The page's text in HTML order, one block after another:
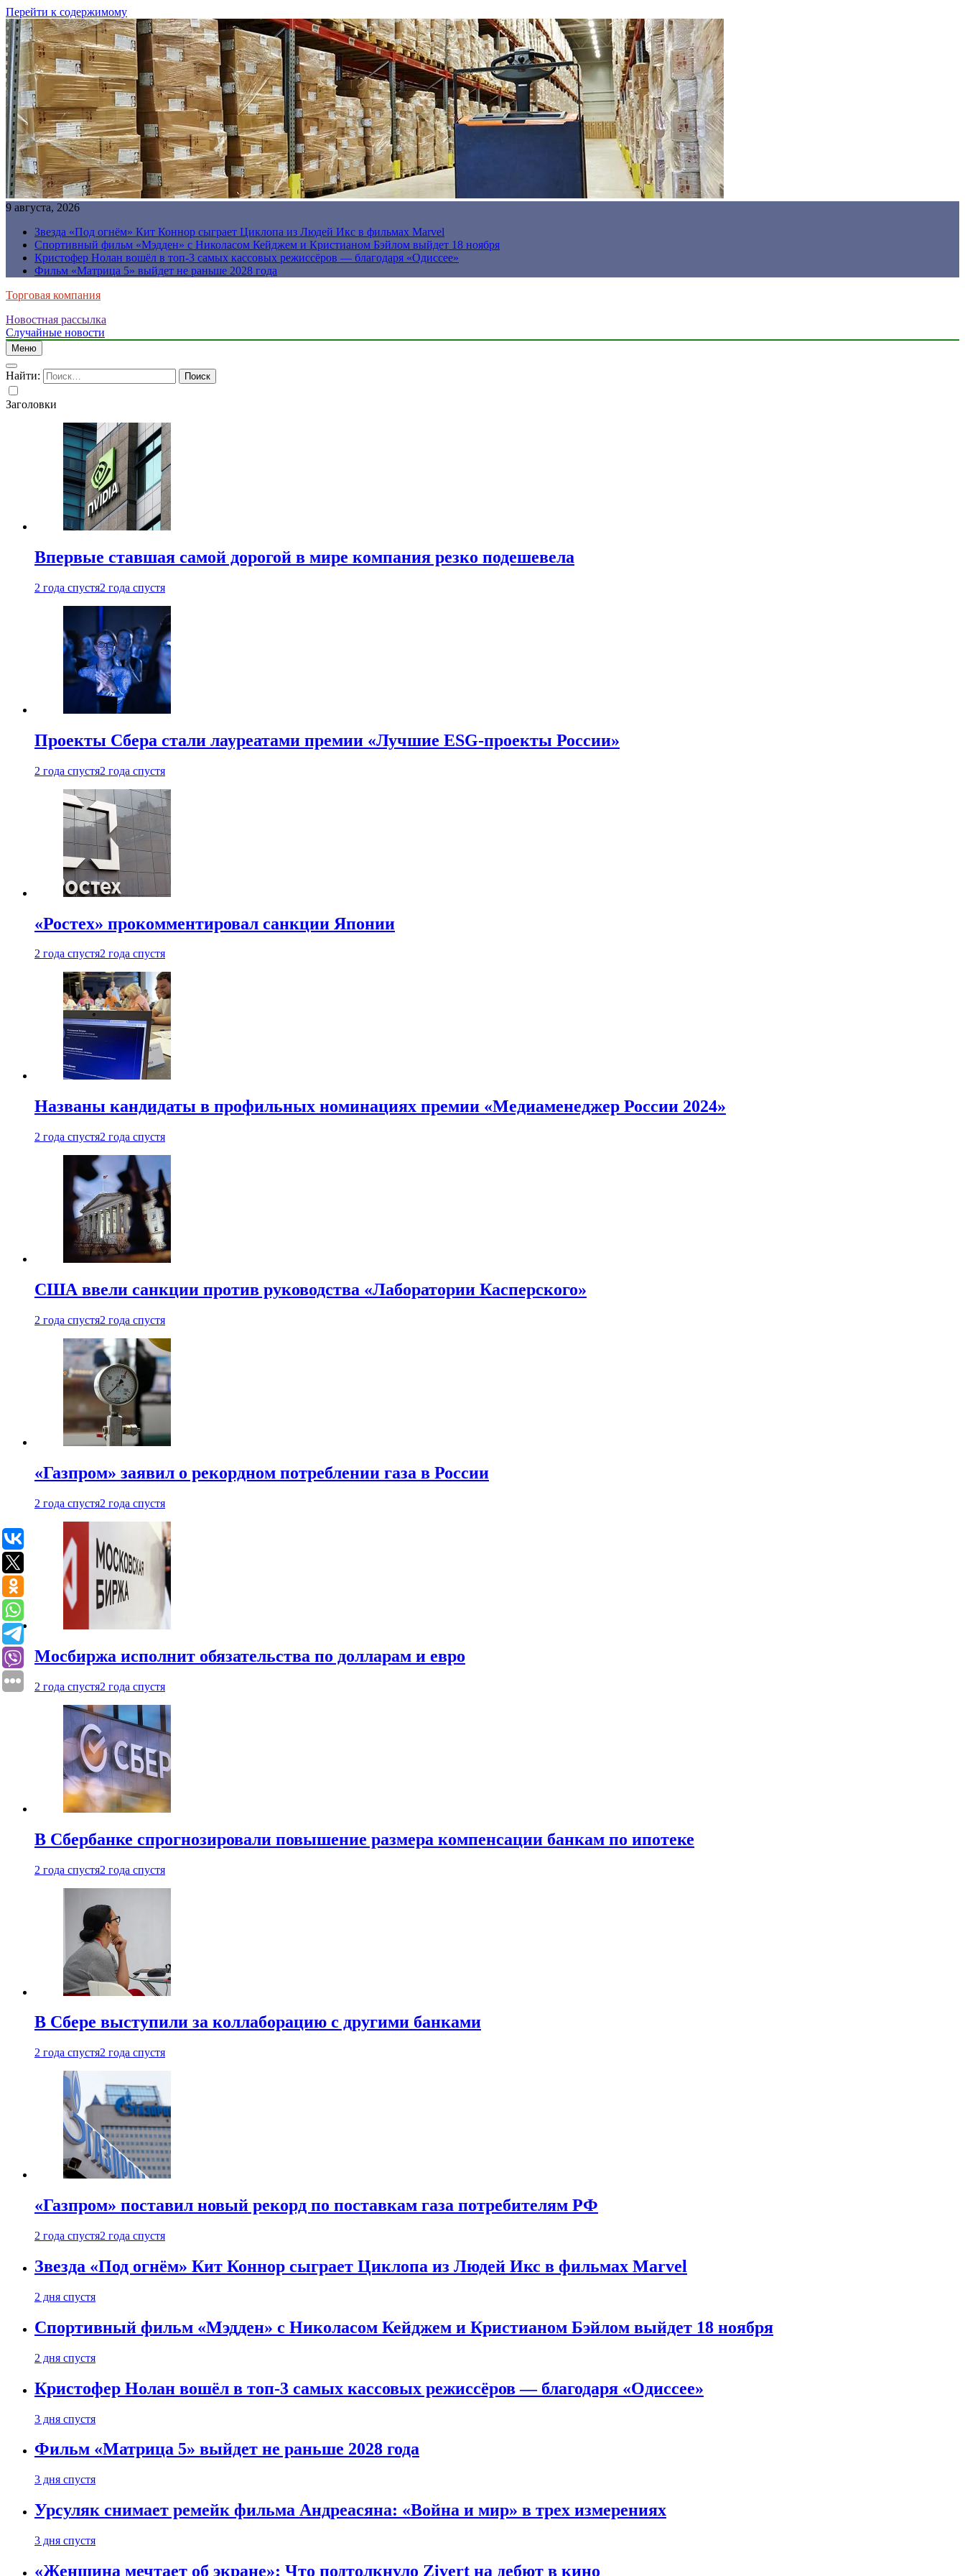
Перейти к содержимому
9 августа, 2026
Звезда «Под огнём» Кит Коннор сыграет Циклопа из Людей Икс в фильмах Marvel
Спортивный фильм «Мэдден» с Николасом Кейджем и Кристианом Бэйлом выйдет 18 ноября
Кристофер Нолан вошёл в топ-3 самых кассовых режиссёров — благодаря «Одиссее»
Фильм «Матрица 5» выйдет не раньше 2028 года
Торговая компания
Новостная рассылка
Случайные новости
Меню
Найти:
Заголовки
Впервые ставшая самой дорогой в мире компания резко подешевела
2 года спустя2 года спустя
Проекты Сбера стали лауреатами премии «Лучшие ESG-проекты России»
2 года спустя2 года спустя
«Ростех» прокомментировал санкции Японии
2 года спустя2 года спустя
Названы кандидаты в профильных номинациях премии «Медиаменеджер России 2024»
2 года спустя2 года спустя
США ввели санкции против руководства «Лаборатории Касперского»
2 года спустя2 года спустя
«Газпром» заявил о рекордном потреблении газа в России
2 года спустя2 года спустя
Мосбиржа исполнит обязательства по долларам и евро
2 года спустя2 года спустя
В Сбербанке спрогнозировали повышение размера компенсации банкам по ипотеке
2 года спустя2 года спустя
В Сбере выступили за коллаборацию с другими банками
2 года спустя2 года спустя
«Газпром» поставил новый рекорд по поставкам газа потребителям РФ
2 года спустя2 года спустя
Звезда «Под огнём» Кит Коннор сыграет Циклопа из Людей Икс в фильмах Marvel
2 дня спустя
Спортивный фильм «Мэдден» с Николасом Кейджем и Кристианом Бэйлом выйдет 18 ноября
2 дня спустя
Кристофер Нолан вошёл в топ-3 самых кассовых режиссёров — благодаря «Одиссее»
3 дня спустя
Фильм «Матрица 5» выйдет не раньше 2028 года
3 дня спустя
Урсуляк снимает ремейк фильма Андреасяна: «Война и мир» в трех измерениях
3 дня спустя
«Женщина мечтает об экране»: Что подтолкнуло Zivert на дебют в кино